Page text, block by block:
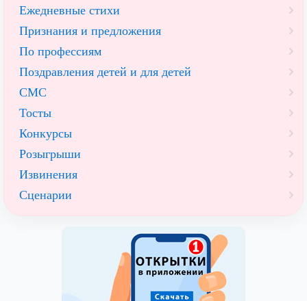
Ежедневные стихи
Признания и предложения
По профессиям
Поздравления детей и для детей
СМС
Тосты
Конкурсы
Розыгрыши
Извинения
Сценарии